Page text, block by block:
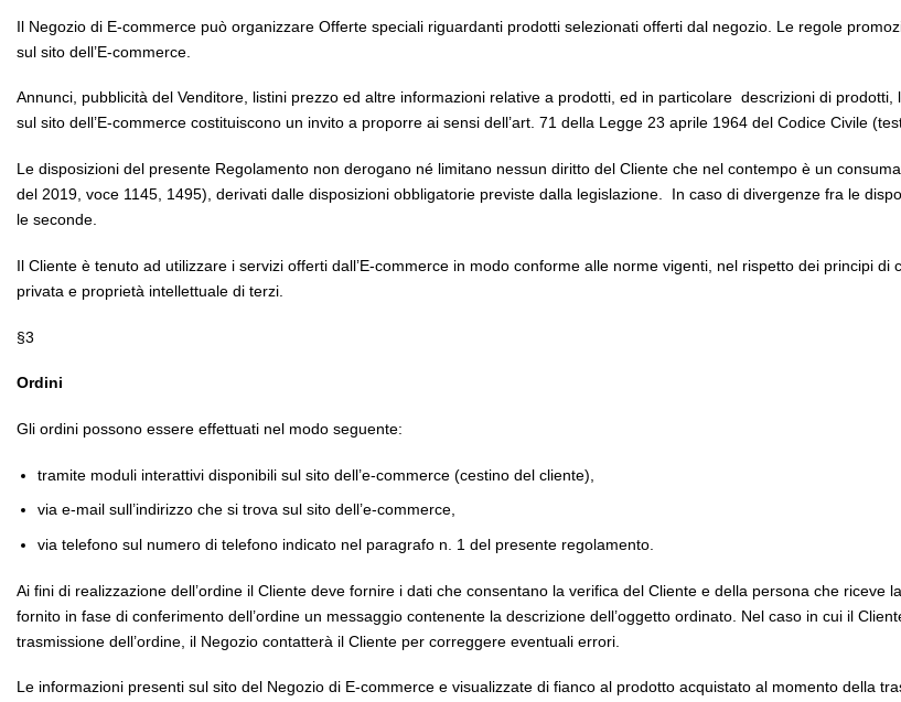
Il Negozio di E-commerce può organizzare Offerte speciali riguardanti prodotti selezionati offerti dal negozio. Le regole
sul sito dell’E-commerce.
Annunci, pubblicità del Venditore, listini prezzo ed altre informazioni relative a prodotti, ed in particolare descrizioni di prodotti,
sul sito dell’E-commerce costituiscono un invito a proporre ai sensi dell’art. 71 della Legge 23 aprile 1964 del Codice Civile
Le disposizioni del presente Regolamento non derogano né limitano nessun diritto del Cliente che nel contempo è un
del 2019, voce 1145, 1495), derivati dalle disposizioni obbligatorie previste dalla legislazione.
In caso di divergenze fra le
le seconde.
Il Cliente è tenuto ad utilizzare i servizi offerti dall’E-commerce in modo conforme alle norme vigenti, nel rispetto dei principi
privata e proprietà intellettuale di terzi.
§3
Ordini
Gli ordini possono essere effettuati nel modo seguente:
tramite moduli interattivi disponibili sul sito dell’e-commerce (cestino del cliente),
via e-mail sull’indirizzo che si trova sul sito dell’e-commerce,
via telefono sul numero di telefono indicato nel paragrafo n. 1 del presente regolamento.
Ai fini di realizzazione dell’ordine il Cliente deve fornire i dati che consentano la verifica del Cliente e della persona che riceve
fornito in fase di conferimento dell’ordine un messaggio contenente la descrizione dell’oggetto ordinato. Nel caso in cui il
trasmissione dell’ordine, il Negozio contatterà il Cliente per correggere eventuali errori.
Le informazioni presenti sul sito del Negozio di E-commerce e visualizzate di fianco al prodotto acquistato al momento della